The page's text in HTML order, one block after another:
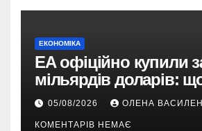
ЕКОНОМІКА
EA офіційно купили
мільярдів доларів:
EA Sports FC,
Sims
05/08/2026 ОЛЕНА
КОМЕНТАРІВ НЕМАЄ